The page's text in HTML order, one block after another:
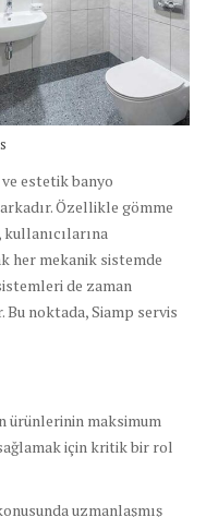
estetik banyo
Özellikle gömme
her mekanik sistemde
de zaman
Bu noktada, Siamp servis
ürünlerinin maksimum
için kritik bir rol
uzmanlaşmış